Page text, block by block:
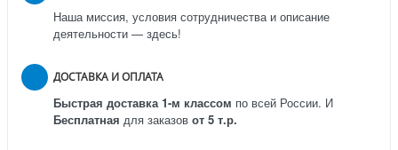
Наша миссия, условия сотрудничества и описание
деятельности — здесь!
ДОСТАВКА И ОПЛАТА
Быстрая доставка 1-м классом по всей России. И
Бесплатная для заказов от 5 т.р.